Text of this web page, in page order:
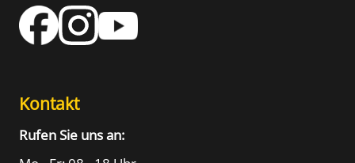
Kontakt
Rufen Sie uns an: